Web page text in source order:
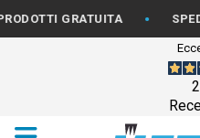
• SPEDIZIONE